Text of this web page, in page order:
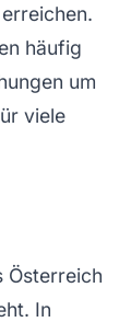
häufig
um
viele
Österreich
In